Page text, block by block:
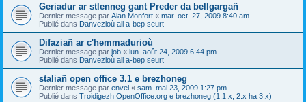
Geriadur ar stlenneg gant Preder da bellgargañ
Dernier message par Alan Monfort « mar. oct. 27, 2009 8:40 am
Publié dans Danvezioù all a-bep seurt
Difaziañ ar c'hemmadurioù
Dernier message par job « lun. août 24, 2009 6:44 pm
Publié dans Danvezioù all a-bep seurt
staliañ open office 3.1 e brezhoneg
Dernier message par envel « sam. mai 23, 2009 1:27 pm
Publié dans Troidigezh OpenOffice.org e brezhoneg (1.1.x, 2.x ha 3.x)